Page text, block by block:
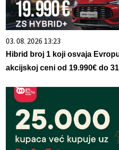
03. 08. 2026 13:23
Hibrid broj 1 koji osvaja
akcijskoj ceni od 19.990€ do